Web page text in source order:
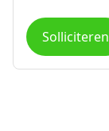
Solliciteren